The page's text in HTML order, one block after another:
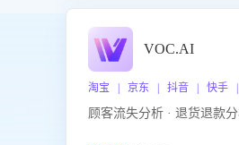
VOC.AI
淘宝 | 京东 | 抖音 | 快手 |
顾客流失分析 · 退货退款